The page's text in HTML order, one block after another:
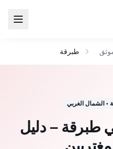
طبرقة
•الشمال الغربي
طبرقة – دليل